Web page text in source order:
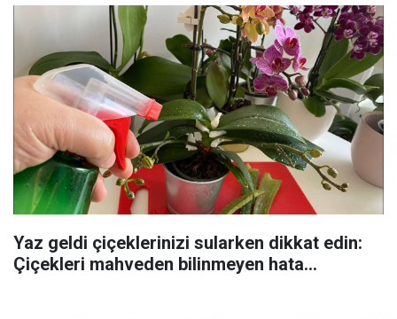
Yaz geldi çiçeklerinizi sularken dikkat edin:
Çiçekleri mahveden bilinmeyen hata...